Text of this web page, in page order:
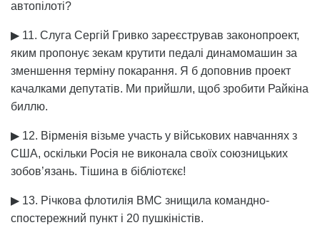
автопілоті?
▶ 11. Слуга Сергій Гривко зареєстрував законопроект,
яким пропонує зекам крутити педалі динамомашин за
зменшення терміну покарання. Я б доповнив проект
качалками депутатів. Ми прийшли, щоб зробити Райкіна
биллю.
▶ 12. Вірменія візьме участь у військових навчаннях з
США, оскільки Росія не виконала своїх союзницьких
зобов’язань. Тішина в бібліотєкє!
▶ 13. Річкова флотилія ВМС знищила командно-
спостережний пункт і 20 пушкіністів.